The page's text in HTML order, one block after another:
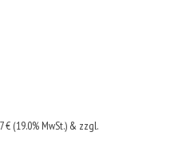
€ (19.0% MwSt.) & zzgl.